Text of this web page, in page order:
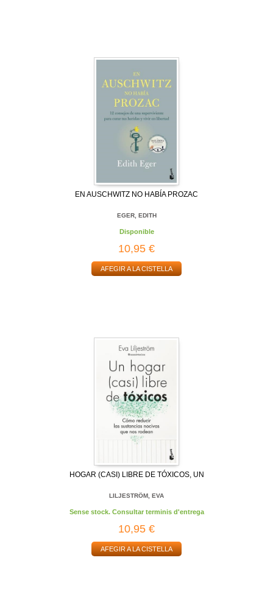
EN AUSCHWITZ NO HABÍA PROZAC
EGER, EDITH
Disponible
10,95 €
AFEGIR A LA CISTELLA
HOGAR (CASI) LIBRE DE TÓXICOS, UN
LILJESTRÖM, EVA
Sense stock. Consultar terminis d'entrega
10,95 €
AFEGIR A LA CISTELLA